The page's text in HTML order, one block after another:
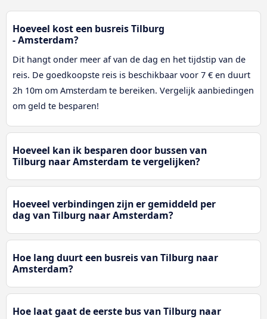
Hoeveel kost een busreis Tilburg
- Amsterdam?
Dit hangt onder meer af van de dag en het tijdstip van de
reis. De goedkoopste reis is beschikbaar voor 7 € en duurt
2h 10m om Amsterdam te bereiken. Vergelijk aanbiedingen
om geld te besparen!
Hoeveel kan ik besparen door bussen van
Tilburg naar Amsterdam te vergelijken?
Hoeveel verbindingen zijn er gemiddeld per
dag van Tilburg naar Amsterdam?
Hoe lang duurt een busreis van Tilburg naar
Amsterdam?
Hoe laat gaat de eerste bus van Tilburg naar